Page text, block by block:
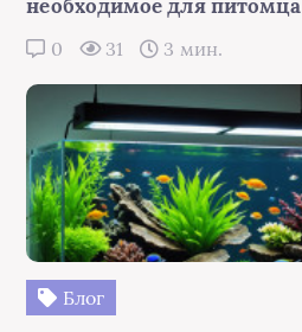
необходимое для питомца
0 31 3 мин.
Блог